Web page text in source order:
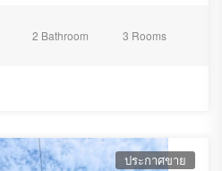
2 Bathroom 3 Rooms
ประกาศขาย